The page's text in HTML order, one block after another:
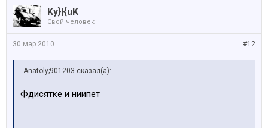
Ky}|{uK
Свой человек
#12
30 мар 2010
Anatoly;901203 сказал(а):
Фдисятке и ниипет